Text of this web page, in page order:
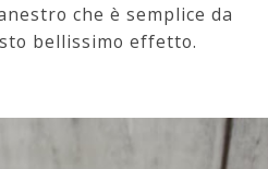
che è semplice da
bellissimo effetto.